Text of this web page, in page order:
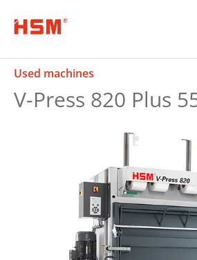
Used machines
V-Press 820 Plus